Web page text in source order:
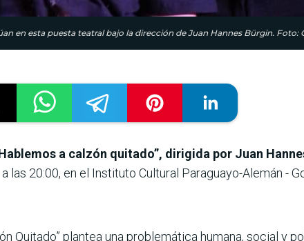
en esta puesta teatral bajo la dirección de Juan Hannes Bürgin. Foto:
a calzón quitado”, dirigida por Juan
las 20:00, en el Instituto Cultural Paraguayo-Alemán -
Quitado” plantea una problemática humana, social y